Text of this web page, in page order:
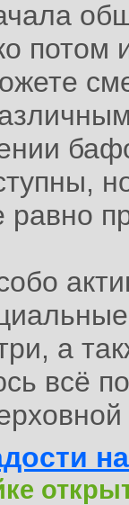
потом
а
всё